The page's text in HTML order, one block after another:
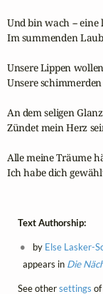
Und bin wach -- eine
Im summenden
Unsere Lippen
Unsere
An dem seligen
Zündet mein Herz
Alle meine Träume
Ich habe dich
Text Authorship:
by Else Lasker-
appears in Die
See othersettings